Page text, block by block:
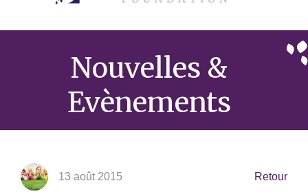
Nouvelles &
Evènements
13 août 2015 Retour